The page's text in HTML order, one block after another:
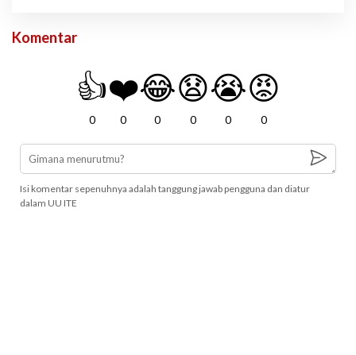
Komentar
👍
0
❤️
0
😂
0
😧
0
😭
0
😡
0
Isi komentar sepenuhnya adalah tanggung jawab pengguna dan diatur
dalam UU ITE